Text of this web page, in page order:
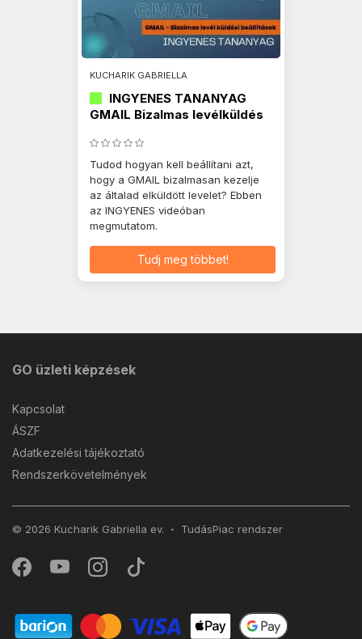
KUCHARIK GABRIELLA
INGYENES TANANYAG
GMAIL Bizalmas levélküldés
Tudod hogyan kell beállítani azt,
hogy a GMAIL bizalmasan kezelje
az általad elküldött levelet? Ebben
az INGYENES videóban
megmutatom.
Tudj meg többet!
GO üzleti képzések
Kapcsolat
ÁSZF
Adatkezelési tájékoztató
Rendszerkövetelmények
© 2026 Kucharik Gabriella ev. TudásPiac rendszer